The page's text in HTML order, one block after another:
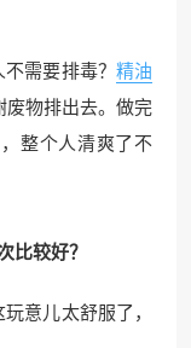
需要排毒？ 精油
废物排出去。做完
整个人清爽了不
比较好？
意儿太舒服了，